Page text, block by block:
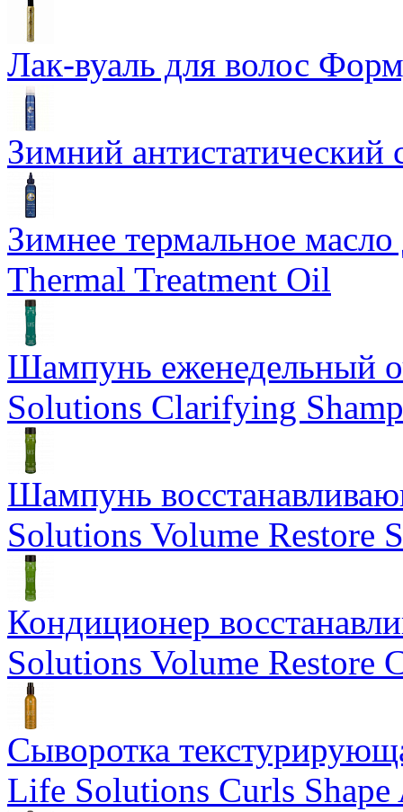
Лак-вуаль для волос
Зимний
Зимнее термальное
Thermal Treatment Oil
Шампунь еженедельный
Solutions Clarifying
Шампунь
Solutions Volume Restore
Кондиционер
Solutions Volume Restore
Сыворотка
Life Solutions Curls